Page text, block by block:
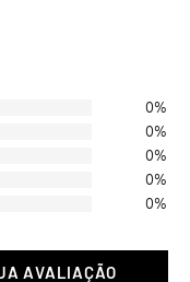
0%
0%
0%
0%
0%